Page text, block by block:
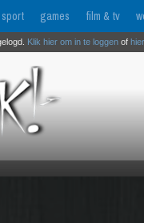
sport games film & tv
Klik hier om in te loggen of